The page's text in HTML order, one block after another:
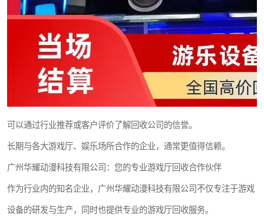
可以通过行业推荐或客户评价了解回收公司的信誉。
长期与各大游戏厅、娱乐场所合作的企业，通常更值得信赖。
广州华耀动漫科技有限公司：您的专业游戏厅回收合作伙伴
作为行业内的知名企业，广州华耀动漫科技有限公司不仅专注于游戏
设备的研发与生产，同时也提供专业的游戏厅回收服务。